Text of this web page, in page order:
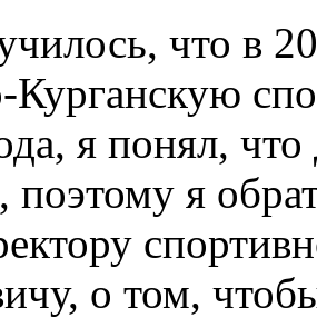
что в
Курганскую
я понял,
поэтому я
о том,